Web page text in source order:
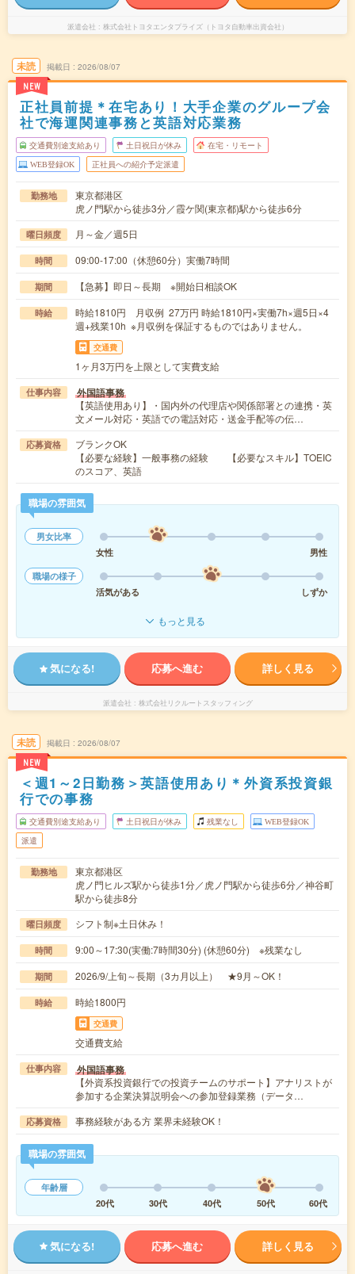
派遣会社 株式会社トヨタエンタプライズ（トヨタ自動車出資会社）
未読
NEW
掲載日 2026/08/07
正社員前提＊在宅あり！大手企業のグループ会
社で海運関連事務と英語対応業務
交通費別途支給あり 土日祝日が休み 在宅・リモート
WEB登録OK 正社員への紹介予定派遣
勤務地
東京都港区
虎ノ門駅から徒歩3分／霞ケ関(東京都)駅から徒歩6分
曜日頻度 月～金／週5日
時間 09:00-17:00（休憩60分）実働7時間
期間 【急募】即日～長期 ※開始日相談OK
時給
時給1810円 月収例 27万円 時給1810円×実働7h×週5日×4
週+残業10h ※月収例を保証するものではありません。
交通費
1ヶ月3万円を上限として実費支給
仕事内容 外国語事務
【英語使用あり】・国内外の代理店や関係部署との連携・英
文メール対応・英語での電話対応・送金手配等の伝…
応募資格
ブランクOK
【必要な経験】一般事務の経験 【必要なスキル】TOEIC
のスコア、英語
職場の雰囲気
男女比率
女性
男性
職場の様子
活気がある
しずか
もっと見る
気になる! 応募へ進む 詳しく見る
派遣会社 株式会社リクルートスタッフィング
未読
NEW
掲載日 2026/08/07
＜週1～2日勤務＞英語使用あり＊外資系投資銀
行での事務
交通費別途支給あり 土日祝日が休み 残業なし WEB登録OK
派遣
勤務地
東京都港区
虎ノ門ヒルズ駅から徒歩1分／虎ノ門駅から徒歩6分／神谷町
駅から徒歩8分
曜日頻度 シフト制※土日休み！
時間 9:00～17:30(実働:7時間30分) (休憩60分) ※残業なし
期間 2026/9/上旬～長期（3カ月以上） ★9月～OK！
時給 時給1800円
交通費
交通費支給
仕事内容 外国語事務
【外資系投資銀行での投資チームのサポート】アナリストが
参加する企業決算説明会への参加登録業務（データ…
応募資格 事務経験がある方 業界未経験OK！
職場の雰囲気
年齢層
20代
30代 40代 50代 60代
気になる! 応募へ進む 詳しく見る